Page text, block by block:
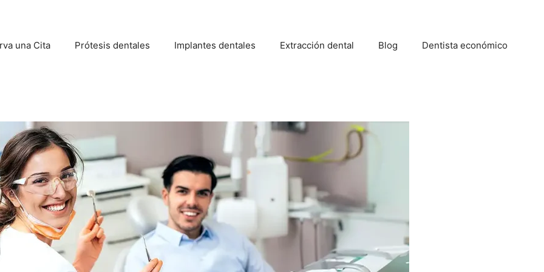
una Cita Prótesis dentales Implantes dentales Extracción dental Blog Dentista económico